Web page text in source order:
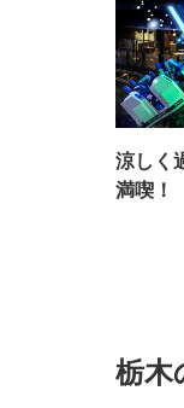
涼しく
満喫！
栃木